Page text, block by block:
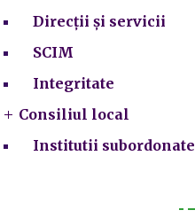
Direcții și servicii
SCIM
Integritate
Consiliul local
Institutii subordonate